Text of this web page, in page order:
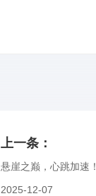
上一条：
悬崖之巅，心跳加速
2025-12-07